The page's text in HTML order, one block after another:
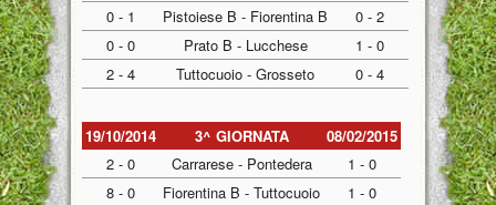
0 - 1
Pistoiese B - Fiorentina B
0 - 2
0 - 0
Prato B - Lucchese
1 - 0
2 - 4
Tuttocuoio - Grosseto 0 - 4
19/10/2014 3^ GIORNATA
08/02/2015
2 - 0
Carrarese - Pontedera
1 - 0
8 - 0
Fiorentina B - Tuttocuoio
1 - 0